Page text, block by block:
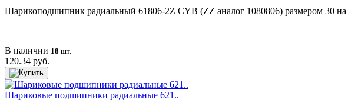
Шарикоподшипник радиальный 61806-2Z CYB (ZZ аналог 1080806) размером 30 на
В наличии 18 шт.
120.34 руб.
Шариковые подшипники радиальные 621..